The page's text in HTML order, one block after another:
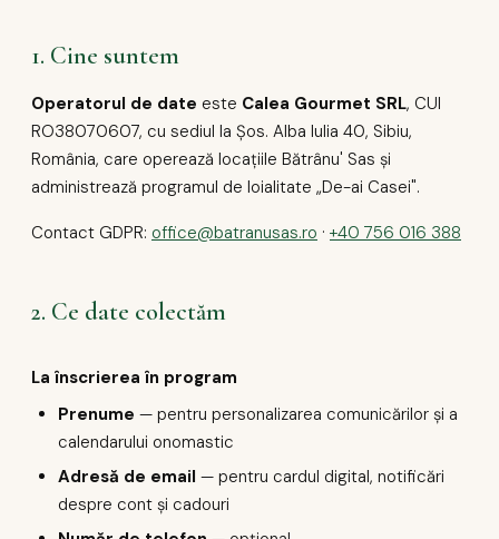
1. Cine suntem
Operatorul de date este Calea Gourmet SRL, CUI
RO38070607, cu sediul la Șos. Alba Iulia 40, Sibiu,
România, care operează locațiile Bătrânu' Sas și
administrează programul de loialitate „De-ai Casei".
Contact GDPR: office@batranusas.ro · +40 756 016 388
2. Ce date colectăm
La înscrierea în program
Prenume — pentru personalizarea comunicărilor și a
calendarului onomastic
Adresă de email — pentru cardul digital, notificări
despre cont și cadouri